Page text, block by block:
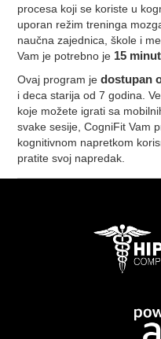
procesa koji se koriste u
uporan režim treninga
naučna zajednica, škole i
Vam je potrebno je 15
Ovaj program jedostupan
i deca starija od 7 godina.
koje možete igrati sa
svake sesije, CogniFit Vam
kognitivnom napretkom
pratite svoj napredak.